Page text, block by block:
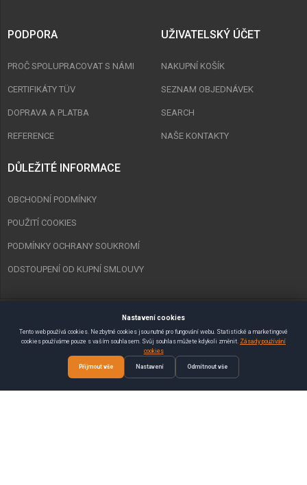
PODPORA
PROČ SPOLUPRACOVAT S NÁMI
CERTIFIKÁTY TÜV
DOPRAVA A PLATBA
REFERENCE
UŽIVATELSKÝ ÚČET
NAKUPNÍ KOŠÍK
SEZNAM OBJEDNÁVEK
SEARCH
NAŠE KONTAKTY
DŮLEŽITÉ INFORMACE
OBCHODNÍ PODMÍNKY
POUŽITÍ COOKIES
PODMÍNKY OCHRANY SOUKROMÍ
ODSTOUPENÍ OD KUPNÍ SMLOUVY
Copyright © 2023 Spurt Zlín s.r.o. Všechna práva vyhrazena.
VytvořilSEMAKIN.CZ:: E-shopy & Weby
Nastavení cookies
Tento web používá cookies. Nezbytné cookies jsou nutné pro fungování webu. Statistické a marketingové
cookies používáme pouze s vaším souhlasem. Svůj souhlas můžete kdykoli změnit. Zásady používání
cookies
Přijmout vše Nastavení Odmítnout vše